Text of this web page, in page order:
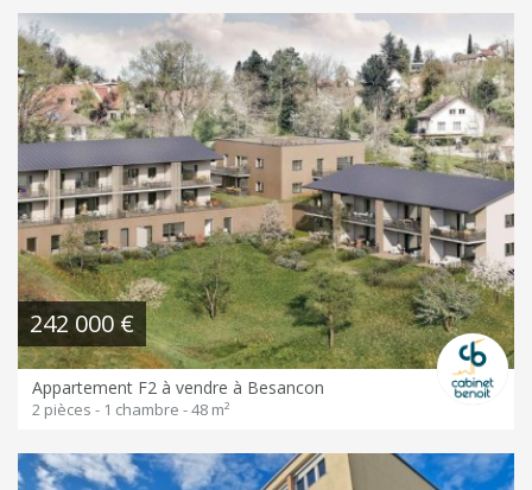
242 000 €
Appartement F2 à vendre à Besancon
2 pièces - 1 chambre - 48 m²